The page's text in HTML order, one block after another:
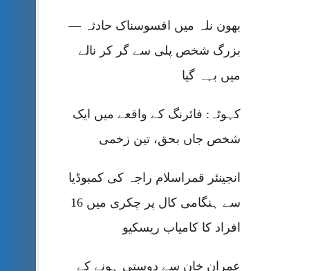
بھون نلہ میں افسوسناک حادثہ —
بزرگ شخص پلی سے گر کر نالے
میں بہہ گیا
کہوٹہ: فائرنگ کے واقعے میں ایک
شخص جاں بحق، تین زخمی
انجینئر قمراسلام راجہ کی کمبوڈیا
سے ہنگامی کال پر چکری میں 16
افراد کا کامیاب ریسکیو
عمران خان سے دوستی ہونے کے